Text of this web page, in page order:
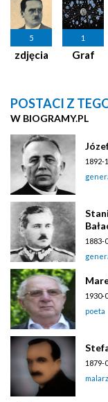
5
zdjęcia
1
Graf
POSTACI Z
W BIOGRAMY.PL
1892-
1883-
1930-
poeta
1879-
malarz